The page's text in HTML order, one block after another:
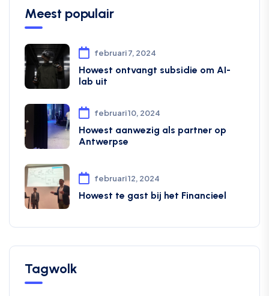
Meest populair
februari 7, 2024
Howest ontvangt subsidie om AI-
lab uit
februari 10, 2024
Howest aanwezig als partner op
Antwerpse
februari 12, 2024
Howest te gast bij het Financieel
Tagwolk